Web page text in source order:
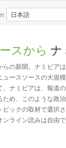
日本語
スから ナ
らの新聞。ナミビア
ュースソースの大規
ナミビアは、報道
ため、このような政
ックの取材で選択
ライン読みは自由で